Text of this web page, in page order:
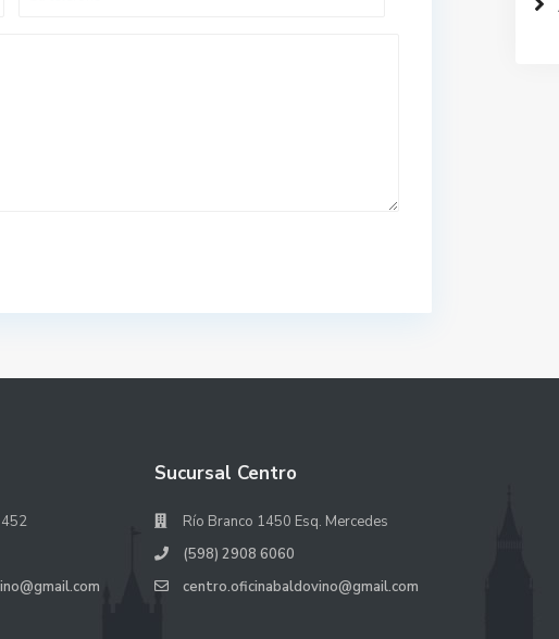
Sucursal Centro
Río Branco 1450 Esq. Mercedes
(598) 2908 6060
centro.oficinabaldovino@gmail.com